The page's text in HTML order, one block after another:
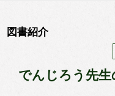
図書紹介
でんじろう先生